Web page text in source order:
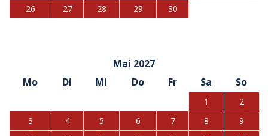
26
27 28 29 30
Mai 2027
Mo
Di Mi Do Fr Sa So
1
2
3
4 5 6 7 8
9